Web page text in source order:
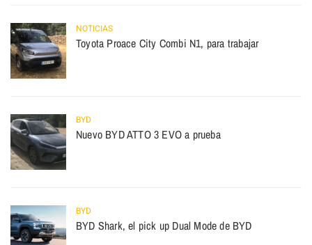
NOTICIAS
Toyota Proace City Combi N1, para trabajar
BYD
Nuevo BYD ATTO 3 EVO a prueba
BYD
BYD Shark, el pick up Dual Mode de BYD